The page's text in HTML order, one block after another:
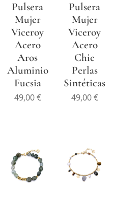
Pulsera
Mujer
Viceroy
Acero
Aros
Aluminio
Fucsia
49,00€
Pulsera
Mujer
Viceroy
Acero
Chic
Perlas
Sintéticas
49,00€